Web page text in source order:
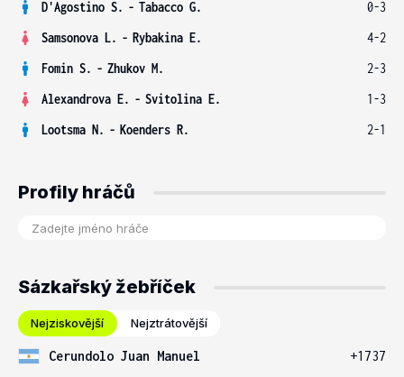
D'Agostino S. - Tabacco G.
0-3
Samsonova L. - Rybakina E.
4-2
Fomin S. - Zhukov M.
2-3
Alexandrova E. - Svitolina E.
1-3
Lootsma N. - Koenders R. 2-1
Profily hráčů
Sázkařský žebříček
Nejziskovější Nejztrátovější
Cerundolo Juan Manuel
+1737